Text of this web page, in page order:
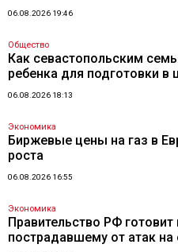
06.08.2026 19:46
Общество
Как севастопольским
ребенка для подготовки в
06.08.2026 18:13
Экономика
Биржевые цены на газ в
роста
06.08.2026 16:55
Экономика
Правительство РФ
пострадавшему от атак